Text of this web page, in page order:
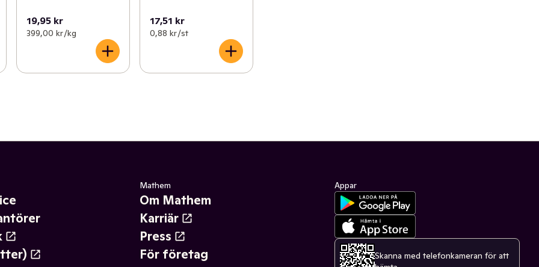
19,95 kr
399,00 kr /kg
17,51 kr
0,88 kr /st
Mathem
Om Mathem
Karriär
Press
För företag
Appar
Skanna med telefonkameran för att